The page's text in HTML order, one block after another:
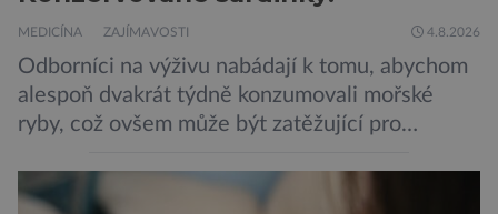
MEDICÍNA ZAJÍMAVOSTI 4.8.2026
Odborníci na výživu nabádají k tomu, abychom
alespoň dvakrát týdně konzumovali mořské
ryby, což ovšem může být zatěžující pro
doporučení se nyní staly konzervované